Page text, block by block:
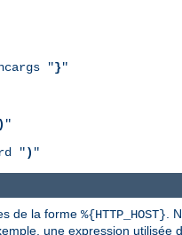
"}"
) "
") "
de la forme %{HTTP_HOST} .
une expression utilisée